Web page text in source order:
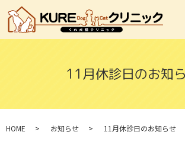
11月休診日のお知
HOME お知らせ 11月休診日のお知らせ